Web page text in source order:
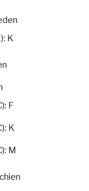
K
F
K
M